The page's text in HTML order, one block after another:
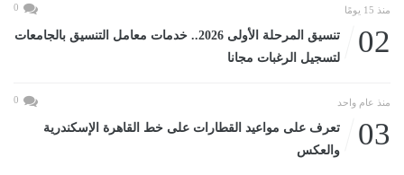
منذ 15 يومًا 0
02
تنسيق المرحلة الأولى 2026.. خدمات معامل التنسيق بالجامعات
لتسجيل الرغبات مجانا
منذ عام واحد 0
03
تعرف على مواعيد القطارات على خط القاهرة الإسكندرية
والعكس